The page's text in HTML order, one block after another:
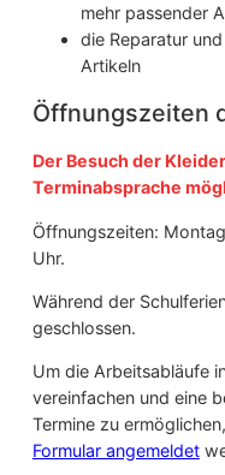
mehr passender
die Reparatur
Artikeln
Öffnungszeiten
Der Besuch der
Terminabsprache
Öffnungszeiten:
Uhr.
Während der
geschlossen.
Um die Arbeitsabläufe
vereinfachen und eine
Termine zu
Formular angemeldet